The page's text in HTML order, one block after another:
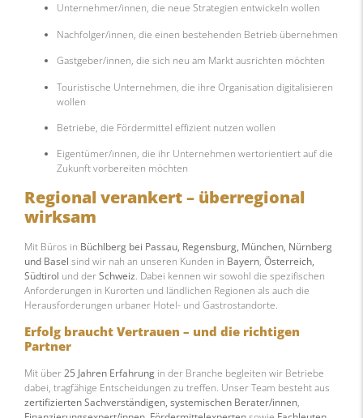
Unternehmer/innen, die neue Strategien entwickeln wollen
Nachfolger/innen, die einen bestehenden Betrieb übernehmen
Gastgeber/innen, die sich neu am Markt ausrichten möchten
Touristische Unternehmen, die ihre Organisation digitalisieren
wollen
Betriebe, die Fördermittel effizient nutzen wollen
Eigentümer/innen, die ihr Unternehmen wertorientiert auf die
Zukunft vorbereiten möchten
Regional verankert – überregional
wirksam
Mit Büros in Büchlberg bei Passau, Regensburg, München, Nürnberg
und Basel sind wir nah an unseren Kunden in Bayern, Österreich,
Südtirol und derSchweiz. Dabei kennen wir sowohl die spezifischen
Anforderungen in Kurorten und ländlichen Regionen als auch die
Herausforderungen urbaner Hotel- und Gastrostandorte.
Erfolg braucht Vertrauen – und die richtigen
Partner
Mit über25 Jahren Erfahrung in der Branche begleiten wir Betriebe
dabei, tragfähige Entscheidungen zu treffen. Unser Team besteht aus
zertifizierten Sachverständigen, systemischen Berater/innen,